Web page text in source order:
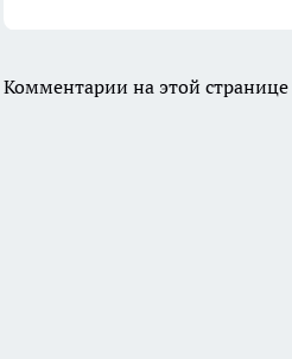
Комментарии на этой